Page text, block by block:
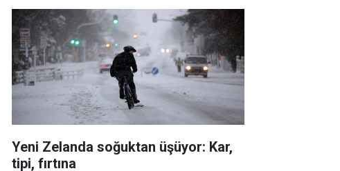
Yeni Zelanda soğuktan üşüyor: Kar,
tipi, fırtına